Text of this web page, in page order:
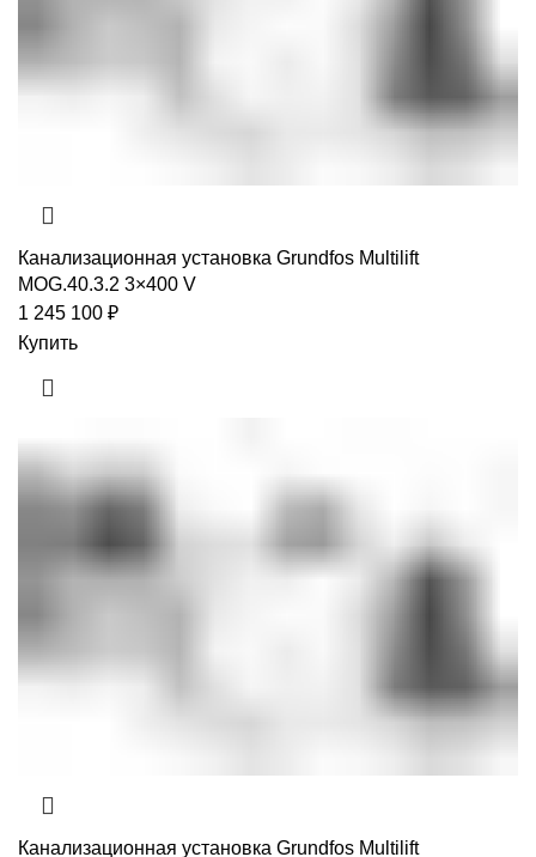
Канализационная установка Grundfos Multilift
MOG.40.3.2 3×400 V
1 245 100 ₽
Купить
Канализационная установка Grundfos Multilift